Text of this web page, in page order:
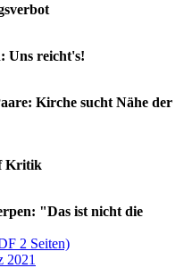
Uns reicht's!
Kirche sucht Nähe der
Kritik
"Das ist nicht die
2 Seiten)
2021